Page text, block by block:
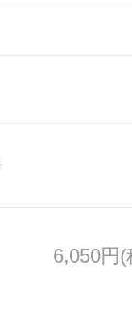
6,050円(